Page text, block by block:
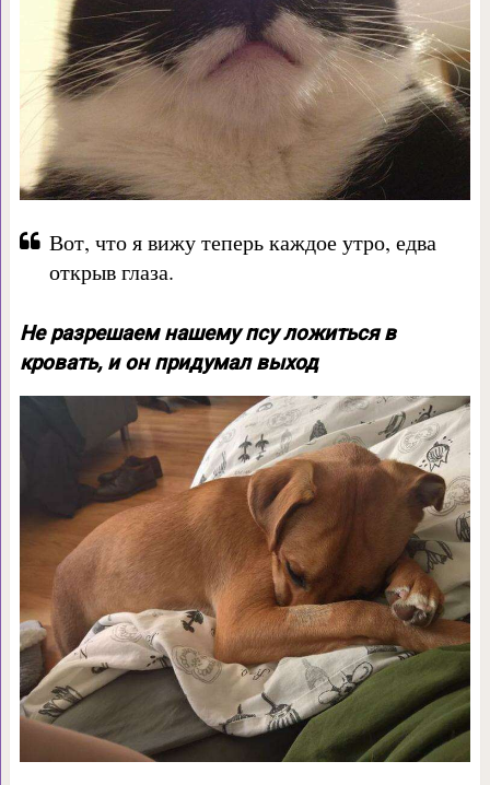
Вот, что я вижу теперь каждое утро, едва
открыв глаза.
Не разрешаем нашему псу ложиться в
кровать, и он придумал выход